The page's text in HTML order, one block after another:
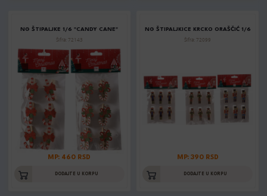
NG ŠTIPALJKE 1/6 "CANDY CANE"
Šifra: 72143
MP: 460 RSD
DODAJTE U KORPU
NG ŠTIPALJKICE KRCKO ORAŠČIĆ 1/6
Šifra: 72099
MP: 390 RSD
DODAJTE U KORPU